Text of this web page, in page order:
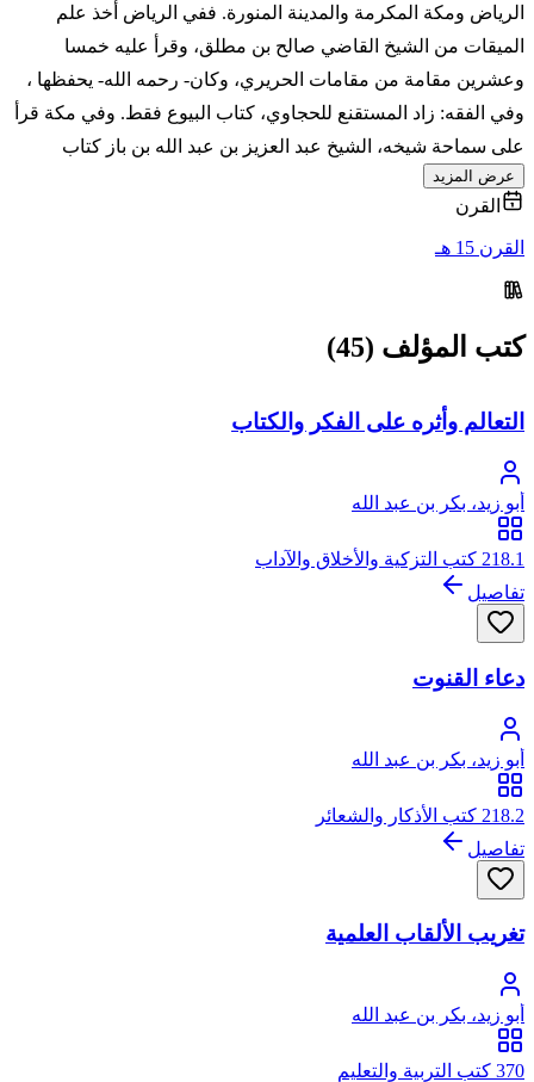
الرياض ومكة المكرمة والمدينة المنورة. ففي الرياض أخذ علم
الميقات من الشيخ القاضي صالح بن مطلق، وقرأ عليه خمسا
وعشرين مقامة من مقامات الحريري، وكان- رحمه الله- يحفظها ،
وفي الفقه: زاد المستقنع للحجاوي، كتاب البيوع فقط. وفي مكة قرأ
على سماحة شيخه، الشيخ عبد العزيز بن عبد الله بن باز كتاب
عرض المزيد
القرن
القرن 15 هـ
كتب المؤلف (45)
التعالم وأثره على الفكر والكتاب
أبو زيد، بكر بن عبد الله
218.1 كتب التزكية والأخلاق والآداب
تفاصيل
دعاء القنوت
أبو زيد، بكر بن عبد الله
218.2 كتب الأذكار والشعائر
تفاصيل
تغريب الألقاب العلمية
أبو زيد، بكر بن عبد الله
370 كتب التربية والتعليم